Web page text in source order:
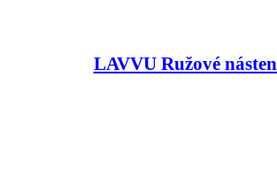
LAVVU Ružové